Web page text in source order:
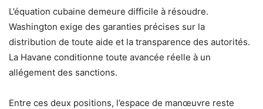
L’équation cubaine demeure difficile à résoudre.
Washington exige des garanties précises sur la
distribution de toute aide et la transparence des autorités.
La Havane conditionne toute avancée réelle à un
allégement des sanctions.
Entre ces deux positions, l’espace de manœuvre reste